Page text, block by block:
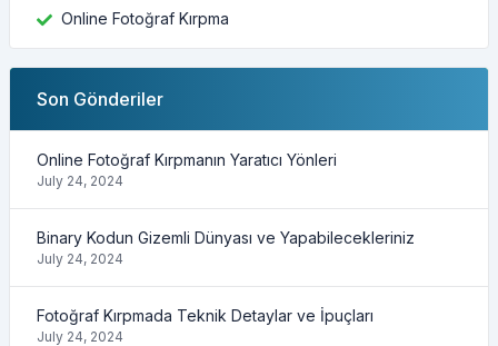
Online Fotoğraf Kırpma
Son Gönderiler
Online Fotoğraf Kırpmanın Yaratıcı Yönleri
July 24, 2024
Binary Kodun Gizemli Dünyası ve Yapabilecekleriniz
July 24, 2024
Fotoğraf Kırpmada Teknik Detaylar ve İpuçları
July 24, 2024